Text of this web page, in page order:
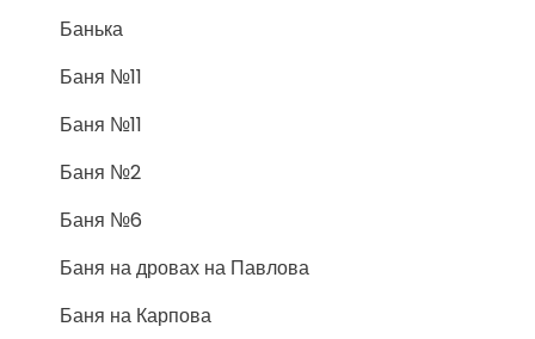
Банька
Баня №11
Баня №11
Баня №2
Баня №6
Баня на дровах на Павлова
Баня на Карпова